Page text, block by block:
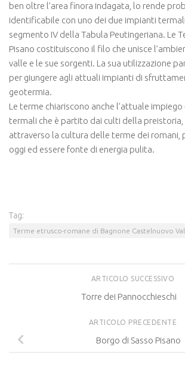
ben oltre l’area finora indagata, lo rende
identificabile con uno dei due impianti
segmento IV della Tabula Peutingeriana. Le
Pisano costituiscono il filo che unisce
valle e le sue sorgenti. La sua utilizzazione
per giungere agli attuali impianti di
geotermia.
Le terme chiariscono anche l’attuale
termali che è partito dai culti della preistoria,
attraverso la cultura delle terme dei romani,
oggi ed essere fonte di energia pulita.
Tag:
Terme etrusco-romane di Bagnone Castelnuovo Val
ARTICOLO SUCCESSIVO
Torre dei Pannocchieschi
ARTICOLO PRECEDENTE
Borgo di Sasso Pisano